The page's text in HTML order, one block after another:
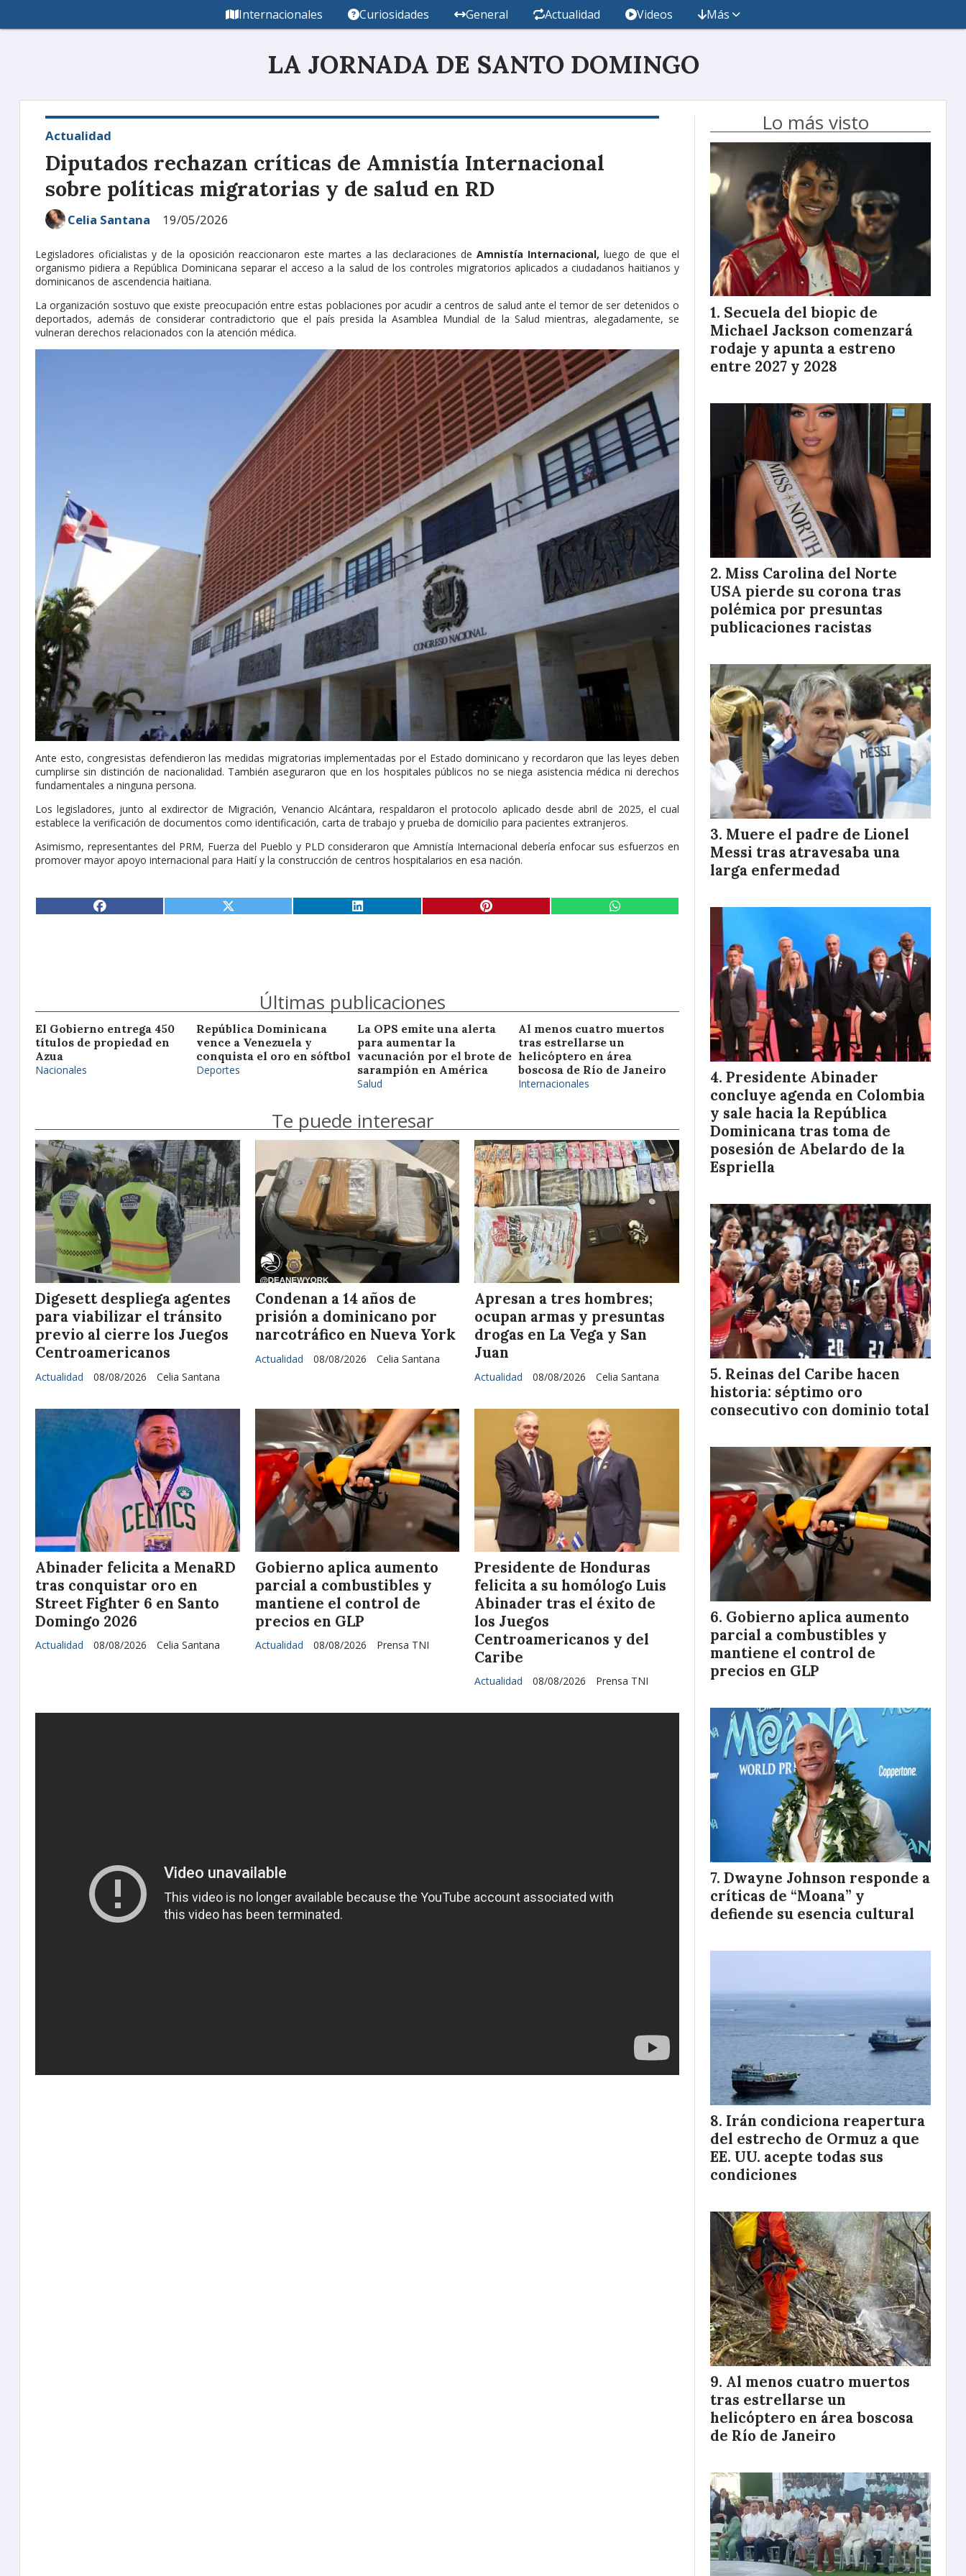
LA JORNADA DE SANTO DOMINGO
Internacionales Curiosidades General Actualidad Videos Más
Diputados rechazan críticas de Amnistía Internacional
sobre políticas migratorias y de salud en RD
Actualidad
19/05/2026
Celia Santana
Legisladores oficialistas y de la oposición reaccionaron este martes a las declaraciones de Amnistía Internacional, luego de que el
organismo pidiera a República Dominicana separar el acceso a la salud de los controles migratorios aplicados a ciudadanos haitianos y
dominicanos de ascendencia haitiana.
La organización sostuvo que existe preocupación entre estas poblaciones por acudir a centros de salud ante el temor de ser detenidos o
deportados, además de considerar contradictorio que el país presida la Asamblea Mundial de la Salud mientras, alegadamente, se
vulneran derechos relacionados con la atención médica.
Ante esto, congresistas defendieron las medidas migratorias implementadas por el Estado dominicano y recordaron que las leyes deben
cumplirse sin distinción de nacionalidad. También aseguraron que en los hospitales públicos no se niega asistencia médica ni derechos
fundamentales a ninguna persona.
Los legisladores, junto al exdirector de Migración, Venancio Alcántara, respaldaron el protocolo aplicado desde abril de 2025, el cual
establece la verificación de documentos como identificación, carta de trabajo y prueba de domicilio para pacientes extranjeros.
Asimismo, representantes del PRM, Fuerza del Pueblo y PLD consideraron que Amnistía Internacional debería enfocar sus esfuerzos en
promover mayor apoyo internacional para Haití y la construcción de centros hospitalarios en esa nación.
Últimas publicaciones
El Gobierno entrega 450
títulos de propiedad en
Azua
Nacionales
República Dominicana
vence a Venezuela y
conquista el oro en sóftbol
Deportes
La OPS emite una alerta
para aumentar la
vacunación por el brote de
sarampión en América
Salud
Al menos cuatro muertos
tras estrellarse un
helicóptero en área
boscosa de Río de Janeiro
Internacionales
Te puede interesar
Digesett despliega agentes
para viabilizar el tránsito
previo al cierre los Juegos
Centroamericanos
Celia Santana
Actualidad 08/08/2026
Condenan a 14 años de
prisión a dominicano por
narcotráfico en Nueva York
Celia Santana
Actualidad 08/08/2026
Apresan a tres hombres;
ocupan armas y presuntas
drogas en La Vega y San
Juan
Celia Santana
Actualidad 08/08/2026
Abinader felicita a MenaRD
tras conquistar oro en
Street Fighter 6 en Santo
Domingo 2026
Celia Santana
Actualidad 08/08/2026
Gobierno aplica aumento
parcial a combustibles y
mantiene el control de
precios en GLP
Prensa TNI
Actualidad 08/08/2026
Presidente de Honduras
felicita a su homólogo Luis
Abinader tras el éxito de
los Juegos
Centroamericanos y del
Caribe
Prensa TNI
Actualidad 08/08/2026
Lo más visto
Secuela del biopic de
Michael Jackson comenzará
rodaje y apunta a estreno
entre 2027 y 2028
Miss Carolina del Norte
USA pierde su corona tras
polémica por presuntas
publicaciones racistas
Muere el padre de Lionel
Messi tras atravesaba una
larga enfermedad
Presidente Abinader
concluye agenda en Colombia
y sale hacia la República
Dominicana tras toma de
posesión de Abelardo de la
Espriella
Reinas del Caribe hacen
historia: séptimo oro
consecutivo con dominio total
Gobierno aplica aumento
parcial a combustibles y
mantiene el control de
precios en GLP
Dwayne Johnson responde a
críticas de “Moana” y
defiende su esencia cultural
Irán condiciona reapertura
del estrecho de Ormuz a que
EE. UU. acepte todas sus
condiciones
Al menos cuatro muertos
tras estrellarse un
helicóptero en área boscosa
de Río de Janeiro